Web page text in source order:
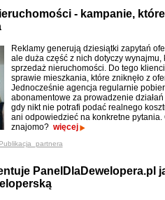
- kampanie,
Reklamy generują dziesiątki zapytań
ale duża część z nich dotyczy wynajmu,
sprzedaż nieruchomości. Do tego
sprawie mieszkania, które zniknęło z
Jednocześnie agencja regularnie
abonamentowe za prowadzenie
gdy nikt nie potrafi podać realnego
ani odpowiedzieć na konkretne pytania.
znajomo? więcej
Publikacja_partnera
PanelDlaDewelopera.pl